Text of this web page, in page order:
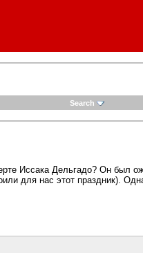
Search
Иссака Дельгадо? Он
для нас этот праздник).